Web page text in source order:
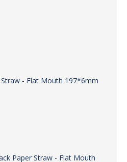
Straw - Flat Mouth 197*6mm
Paper Straw - Flat Mouth